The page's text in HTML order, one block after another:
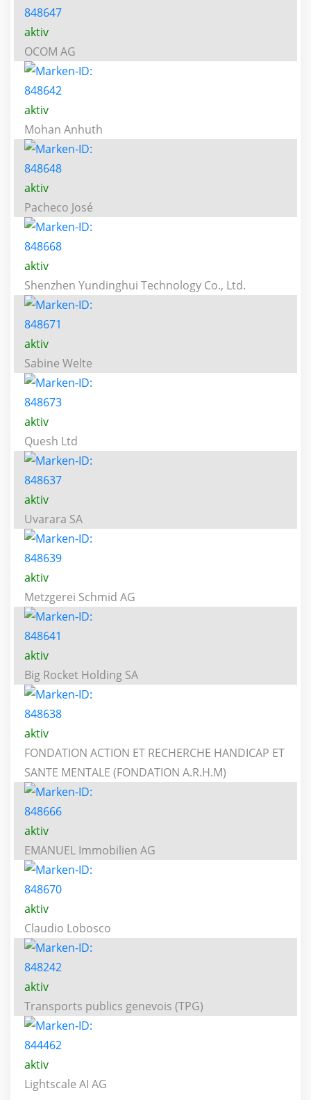
aktiv
OCOM AG
aktiv
Mohan Anhuth
aktiv
Pacheco José
aktiv
Shenzhen Yundinghui Technology Co., Ltd.
aktiv
Sabine Welte
aktiv
Quesh Ltd
aktiv
Uvarara SA
aktiv
Metzgerei Schmid AG
aktiv
Big Rocket Holding SA
aktiv
FONDATION ACTION ET RECHERCHE HANDICAP ET
SANTE MENTALE (FONDATION A.R.H.M)
aktiv
EMANUEL Immobilien AG
aktiv
Claudio Lobosco
aktiv
Transports publics genevois (TPG)
aktiv
Lightscale AI AG